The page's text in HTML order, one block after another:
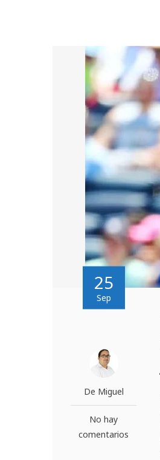
25
Sep
De Miguel
No hay
comentarios